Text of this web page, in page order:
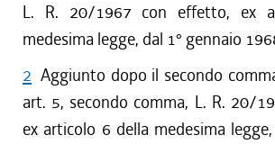
L. R. 20/1967 con effetto, ex
medesima legge, dal 1° gennaio
2 Aggiunto dopo il secondo
art. 5, secondo comma, L. R. 20/
ex articolo 6 della medesima